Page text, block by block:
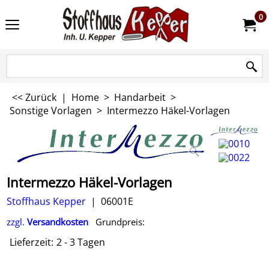
0
<< Zurück | Home > Handarbeit >
Sonstige Vorlagen > Intermezzo Häkel-Vorlagen
Intermezzo Häkel-Vorlagen
Stoffhaus Kepper 06001E
zzgl. Versandkosten Grundpreis:
Lieferzeit: 2 - 3 Tagen